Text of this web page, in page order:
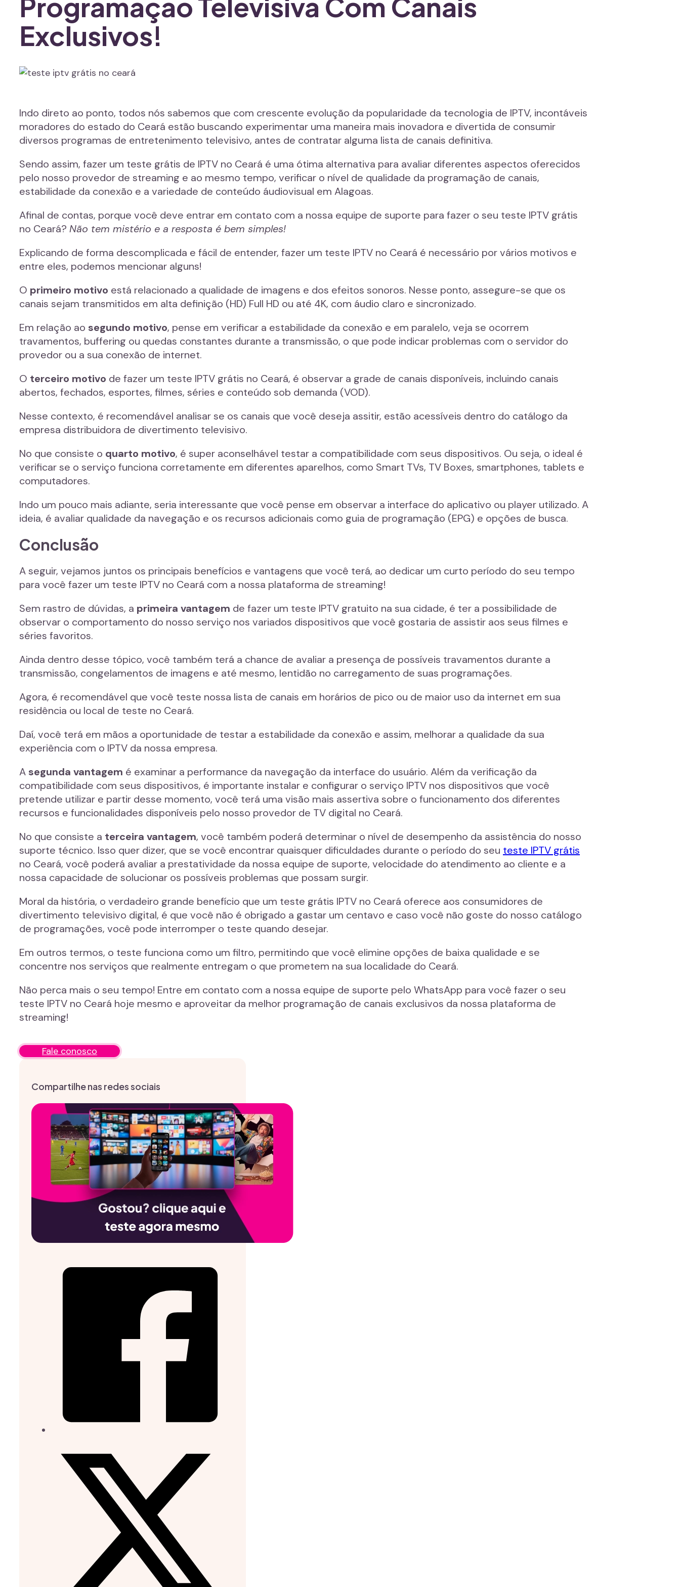
Exclusivos!
Indo direto ao ponto, todos nós sabemos que com crescente evolução da popularidade da tecnologia de IPTV, incontáveis
moradores do estado do Ceará estão buscando experimentar uma maneira mais inovadora e divertida de consumir
diversos programas de entretenimento televisivo, antes de contratar alguma lista de canais definitiva.
Sendo assim, fazer um teste grátis de IPTV no Ceará é uma ótima alternativa para avaliar diferentes aspectos oferecidos
pelo nosso provedor de streaming e ao mesmo tempo, verificar o nível de qualidade da programação de canais,
estabilidade da conexão e a variedade de conteúdo áudiovisual em Alagoas.
Afinal de contas, porque você deve entrar em contato com a nossa equipe de suporte para fazer o seu teste IPTV grátis
no Ceará? Não tem mistério e a resposta é bem simples!
Explicando de forma descomplicada e fácil de entender, fazer um teste IPTV no Ceará é necessário por vários motivos e
entre eles, podemos mencionar alguns!
O primeiro motivo está relacionado a qualidade de imagens e dos efeitos sonoros. Nesse ponto, assegure-se que os
canais sejam transmitidos em alta definição (HD) Full HD ou até 4K, com áudio claro e sincronizado.
Em relação ao segundo motivo, pense em verificar a estabilidade da conexão e em paralelo, veja se ocorrem
travamentos, buffering ou quedas constantes durante a transmissão, o que pode indicar problemas com o servidor do
provedor ou a sua conexão de internet.
O terceiro motivo de fazer um teste IPTV grátis no Ceará, é observar a grade de canais disponíveis, incluindo canais
abertos, fechados, esportes, filmes, séries e conteúdo sob demanda (VOD).
Nesse contexto, é recomendável analisar se os canais que você deseja assitir, estão acessíveis dentro do catálogo da
empresa distribuidora de divertimento televisivo.
No que consiste o quarto motivo, é super aconselhável testar a compatibilidade com seus dispositivos. Ou seja, o ideal é
verificar se o serviço funciona corretamente em diferentes aparelhos, como Smart TVs, TV Boxes, smartphones, tablets e
computadores.
Indo um pouco mais adiante, seria interessante que você pense em observar a interface do aplicativo ou player utilizado. A
ideia, é avaliar qualidade da navegação e os recursos adicionais como guia de programação (EPG) e opções de busca.
Conclusão
A seguir, vejamos juntos os principais benefícios e vantagens que você terá, ao dedicar um curto período do seu tempo
para você fazer um teste IPTV no Ceará com a nossa plataforma de streaming!
Sem rastro de dúvidas, a primeira vantagem de fazer um teste IPTV gratuito na sua cidade, é ter a possibilidade de
observar o comportamento do nosso serviço nos variados dispositivos que você gostaria de assistir aos seus filmes e
séries favoritos.
Ainda dentro desse tópico, você também terá a chance de avaliar a presença de possíveis travamentos durante a
transmissão, congelamentos de imagens e até mesmo, lentidão no carregamento de suas programações.
Agora, é recomendável que você teste nossa lista de canais em horários de pico ou de maior uso da internet em sua
residência ou local de teste no Ceará.
Daí, você terá em mãos a oportunidade de testar a estabilidade da conexão e assim, melhorar a qualidade da sua
experiência com o IPTV da nossa empresa.
A segunda vantagem é examinar a performance da navegação da interface do usuário. Além da verificação da
compatibilidade com seus dispositivos, é importante instalar e configurar o serviço IPTV nos dispositivos que você
pretende utilizar e partir desse momento, você terá uma visão mais assertiva sobre o funcionamento dos diferentes
recursos e funcionalidades disponíveis pelo nosso provedor de TV digital no Ceará.
No que consiste a terceira vantagem, você também poderá determinar o nível de desempenho da assistência do nosso
suporte técnico. Isso quer dizer, que se você encontrar quaisquer dificuldades durante o período do seu teste IPTV grátis
no Ceará, você poderá avaliar a prestatividade da nossa equipe de suporte, velocidade do atendimento ao cliente e a
nossa capacidade de solucionar os possíveis problemas que possam surgir.
Moral da história, o verdadeiro grande benefício que um teste grátis IPTV no Ceará oferece aos consumidores de
divertimento televisivo digital, é que você não é obrigado a gastar um centavo e caso você não goste do nosso catálogo
de programações, você pode interromper o teste quando desejar.
Em outros termos, o teste funciona como um filtro, permitindo que você elimine opções de baixa qualidade e se
concentre nos serviços que realmente entregam o que prometem na sua localidade do Ceará.
Não perca mais o seu tempo! Entre em contato com a nossa equipe de suporte pelo WhatsApp para você fazer o seu
teste IPTV no Ceará hoje mesmo e aproveitar da melhor programação de canais exclusivos da nossa plataforma de
streaming!
Fale conosco
Compartilhe nas redes sociais